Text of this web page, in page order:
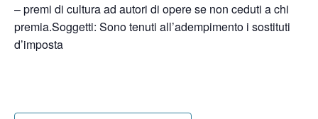
– premi di cultura ad autori di opere se non ceduti a chi
premia.Soggetti: Sono tenuti all’adempimento i sostituti
d’imposta